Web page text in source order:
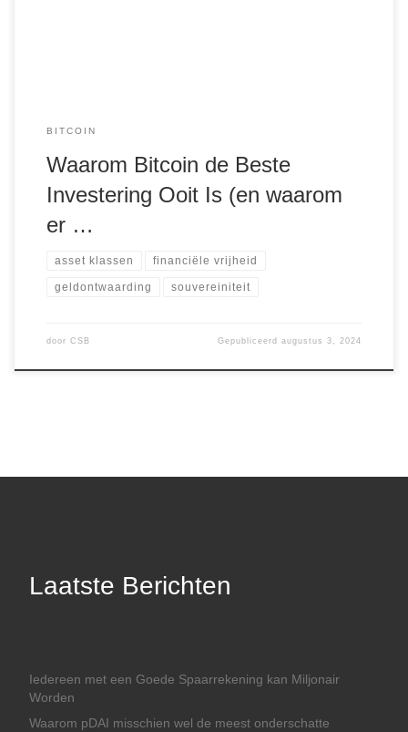
BITCOIN
Waarom Bitcoin de Beste
Investering Ooit Is (en waarom
er …
asset klassen financiële vrijheid
geldontwaarding souvereiniteit
door CSB Gepubliceerdaugustus 3, 2024
Laatste Berichten
Iedereen met een Goede Spaarrekening kan Miljonair
Worden
Waarom pDAI misschien wel de meest onderschatte